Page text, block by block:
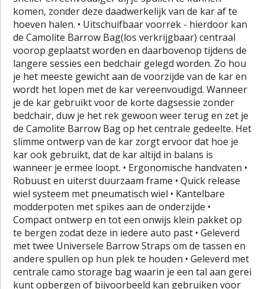
komen, zonder deze daadwerkelijk van de kar af te
hoeven halen. • Uitschuifbaar voorrek - hierdoor kan
de Camolite Barrow Bag(los verkrijgbaar) centraal
voorop geplaatst worden en daarbovenop tijdens de
langere sessies een bedchair gelegd worden. Zo hou
je het meeste gewicht aan de voorzijde van de kar en
wordt het lopen met de kar vereenvoudigd. Wanneer
je de kar gebruikt voor de korte dagsessie zonder
bedchair, duw je het rek gewoon weer terug en zet je
de Camolite Barrow Bag op het centrale gedeelte. Het
slimme ontwerp van de kar zorgt ervoor dat hoe je
kar ook gebruikt, dat de kar altijd in balans is
wanneer je ermee loopt. • Ergonomische handvaten •
Robuust en uiterst duurzaam frame • Quick release
wiel systeem met pneumatisch wiel • Kantelbare
modderpoten met spikes aan de onderzijde •
Compact ontwerp en tot een onwijs klein pakket op
te bergen zodat deze in iedere auto past • Geleverd
met twee Universele Barrow Straps om de tassen en
andere spullen op hun plek te houden • Geleverd met
centrale camo storage bag waarin je een tal aan gerei
kunt opbergen of bijvoorbeeld kan gebruiken voor